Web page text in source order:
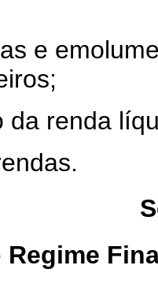
renda
Regime